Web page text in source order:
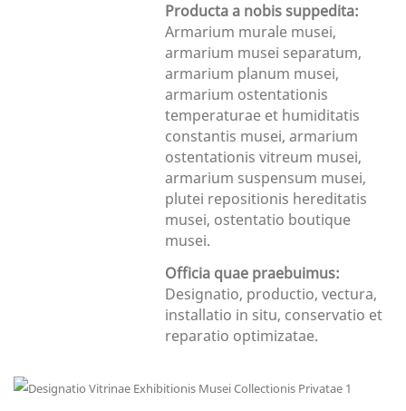
Producta a nobis suppedita:
Armarium murale musei,
armarium musei separatum,
armarium planum musei,
armarium ostentationis
temperaturae et humiditatis
constantis musei, armarium
ostentationis vitreum musei,
armarium suspensum musei,
plutei repositionis hereditatis
musei, ostentatio boutique
musei.
Officia quae praebuimus:
Designatio, productio, vectura,
installatio in situ, conservatio et
reparatio optimizatae.